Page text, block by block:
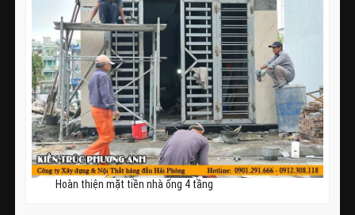
Hoàn thiện mặt tiền nhà ống 4 tầng